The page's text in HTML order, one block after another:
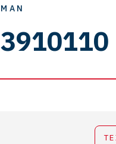
MAN
3910110